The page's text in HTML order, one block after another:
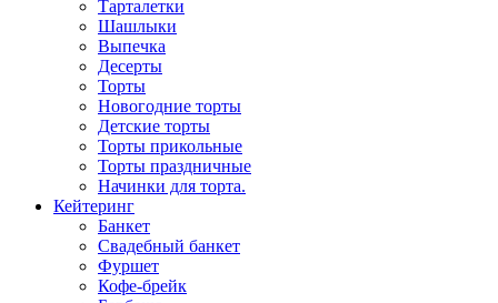
Тарталетки
Шашлыки
Выпечка
Десерты
Торты
Новогодние торты
Детские торты
Торты прикольные
Торты праздничные
Начинки для торта.
Кейтеринг
Банкет
Свадебный банкет
Фуршет
Кофе-брейк